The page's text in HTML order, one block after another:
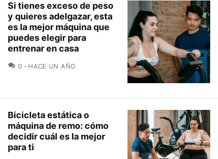
Si tienes exceso de peso
y quieres adelgazar, esta
es la mejor máquina que
puedes elegir para
entrenar en casa
0 COMENTARIOS
HACE UN AÑO
Bicicleta estática o
máquina de remo: cómo
decidir cuál es la mejor
para ti